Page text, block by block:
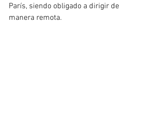
París, siendo obligado a dirigir de
manera remota.